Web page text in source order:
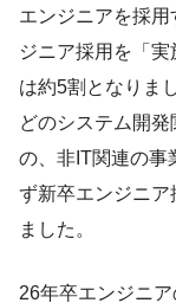
エンジニアを採
ジニア採用を「
は約5割となりま
どのシステム開
の、非IT関連の事
ず新卒エンジニア
ました。
26年卒エンジニ